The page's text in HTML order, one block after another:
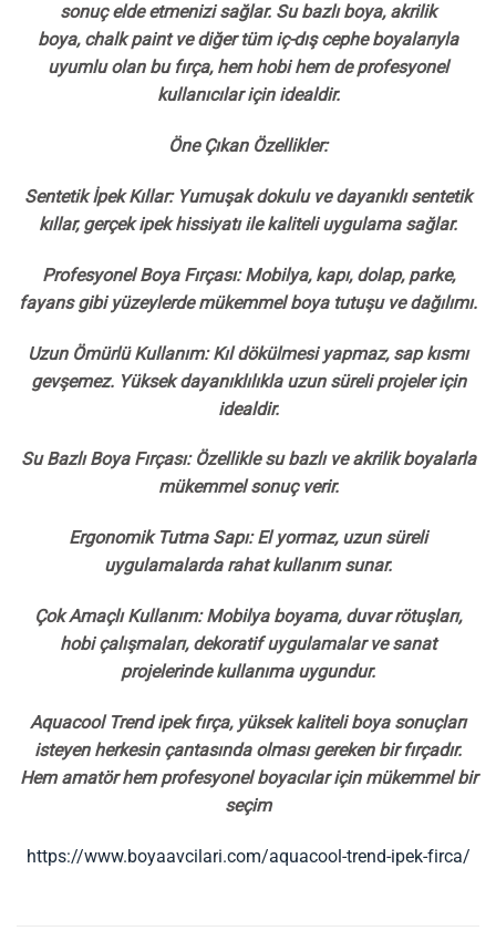
sonuç elde etmenizi sağlar. Su bazlı boya, akrilik
boya, chalk paint ve diğer tüm iç-dış cephe boyalarıyla
uyumlu olan bu fırça, hem hobi hem de profesyonel
kullanıcılar için idealdir.
Öne Çıkan Özellikler:
Sentetik İpek Kıllar: Yumuşak dokulu ve dayanıklı sentetik
kıllar, gerçek ipek hissiyatı ile kaliteli uygulama sağlar.
Profesyonel Boya Fırçası: Mobilya, kapı, dolap, parke,
fayans gibi yüzeylerde mükemmel boya tutuşu ve dağılımı.
Uzun Ömürlü Kullanım: Kıl dökülmesi yapmaz, sap kısmı
gevşemez. Yüksek dayanıklılıkla uzun süreli projeler için
idealdir.
Su Bazlı Boya Fırçası: Özellikle su bazlı ve akrilik boyalarla
mükemmel sonuç verir.
Ergonomik Tutma Sapı: El yormaz, uzun süreli
uygulamalarda rahat kullanım sunar.
Çok Amaçlı Kullanım: Mobilya boyama, duvar rötuşları,
hobi çalışmaları, dekoratif uygulamalar ve sanat
projelerinde kullanıma uygundur.
Aquacool Trend ipek fırça, yüksek kaliteli boya sonuçları
isteyen herkesin çantasında olması gereken bir fırçadır.
Hem amatör hem profesyonel boyacılar için mükemmel bir
seçim
https://www.boyaavcilari.com/aquacool-trend-ipek-firca/